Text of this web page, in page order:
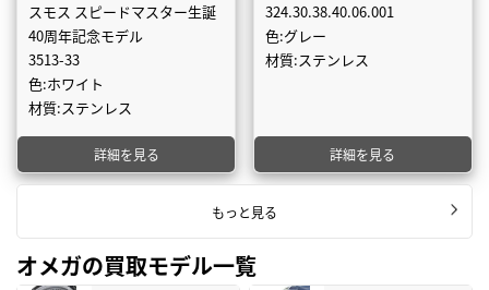
スモス スピードマスター生誕
40周年記念モデル
3513-33
色:ホワイト
材質:ステンレス
詳細を見る
324.30.38.40.06.001
色:グレー
材質:ステンレス
詳細を見る
もっと見る
オメガの買取モデル一覧